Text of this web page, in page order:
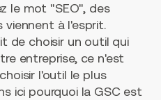
le mot "SEO", des
à l'esprit.
de choisir un outil qui
entreprise, ce n'est
l'outil le plus
ici pourquoi la GSC est